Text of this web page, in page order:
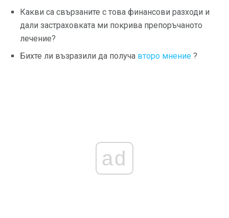
Какви са свързаните с това финансови разходи и
дали застраховката ми покрива препоръчаното
лечение?
Бихте ли възразили да получа второ мнение ?
ad